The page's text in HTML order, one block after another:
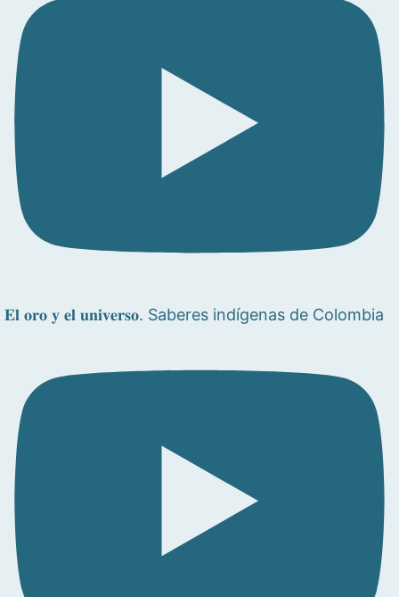
𝐄𝐥 𝐨𝐫𝐨 𝐲 𝐞𝐥 𝐮𝐧𝐢𝐯𝐞𝐫𝐬𝐨. Saberes indígenas de Colombia